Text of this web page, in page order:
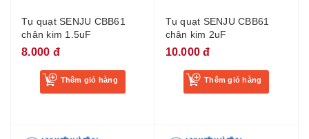
Tụ quạt SENJU CBB61
chân kim 1.5uF
8.000 đ
Thêm giỏ hàng
Tụ quạt SENJU CBB61
chân kim 2uF
10.000 đ
Thêm giỏ hàng